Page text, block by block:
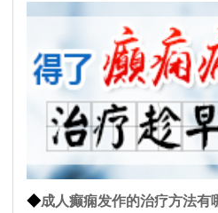
◆成人癫痫发作的治疗方法有